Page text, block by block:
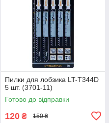
Пилки для лобзика LT-T344D
5 шт. (3701-11)
Готово до відправки
120 ₴ 150 ₴